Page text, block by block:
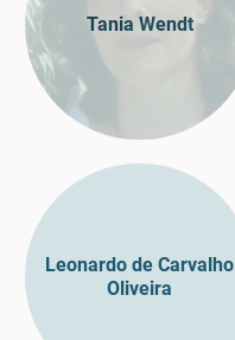
Tania Wendt
Leonardo de Carvalho
Oliveira